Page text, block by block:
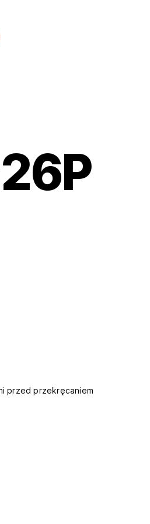
przed przekręcaniem